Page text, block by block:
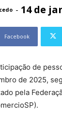
- 14 de
Facebook
de
de 2025,
pela